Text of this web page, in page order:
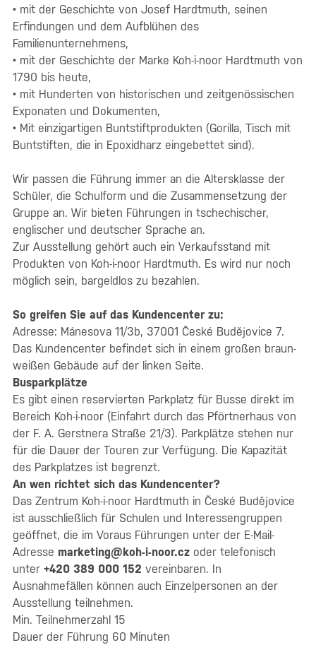
• mit der Geschichte von Josef Hardtmuth, seinen
Erfindungen und dem Aufblühen des
Familienunternehmens,
• mit der Geschichte der Marke Koh-i-noor Hardtmuth von
1790 bis heute,
• mit Hunderten von historischen und zeitgenössischen
Exponaten und Dokumenten,
• Mit einzigartigen Buntstiftprodukten (Gorilla, Tisch mit
Buntstiften, die in Epoxidharz eingebettet sind).
Wir passen die Führung immer an die Altersklasse der
Schüler, die Schulform und die Zusammensetzung der
Gruppe an. Wir bieten Führungen in tschechischer,
englischer und deutscher Sprache an.
Zur Ausstellung gehört auch ein Verkaufsstand mit
Produkten von Koh-i-noor Hardtmuth. Es wird nur noch
möglich sein, bargeldlos zu bezahlen.
So greifen Sie auf das Kundencenter zu:
Adresse: Mánesova 11/3b, 37001 České Budějovice 7.
Das Kundencenter befindet sich in einem großen braun-
weißen Gebäude auf der linken Seite.
Busparkplätze
Es gibt einen reservierten Parkplatz für Busse direkt im
Bereich Koh-i-noor (Einfahrt durch das Pförtnerhaus von
der F. A. Gerstnera Straße 21/3). Parkplätze stehen nur
für die Dauer der Touren zur Verfügung. Die Kapazität
des Parkplatzes ist begrenzt.
An wen richtet sich das Kundencenter?
Das Zentrum Koh-i-noor Hardtmuth in České Budějovice
ist ausschließlich für Schulen und Interessengruppen
geöffnet, die im Voraus Führungen unter der E-Mail-
Adresse marketing@koh-i-noor.cz oder telefonisch
unter +420 389 000 152 vereinbaren. In
Ausnahmefällen können auch Einzelpersonen an der
Ausstellung teilnehmen.
Min. Teilnehmerzahl 15
Dauer der Führung 60 Minuten